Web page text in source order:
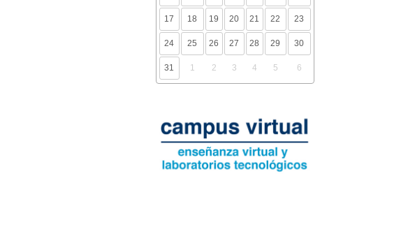
17 18 19 20 21 22 23
24 25 26 27 28 29 30
31 1 2 3 4 5 6